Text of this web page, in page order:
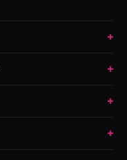
+
+
+
+